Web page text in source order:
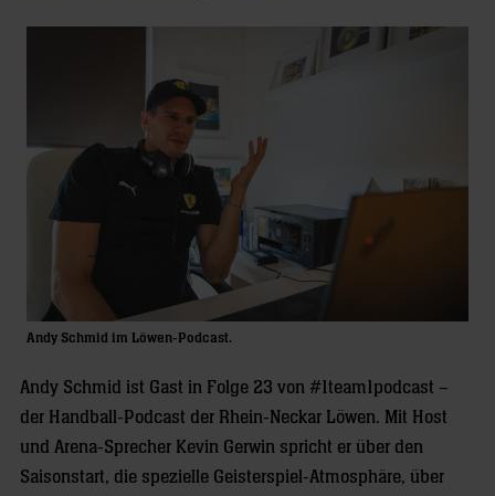
Andy Schmid im Löwen-Podcast.
Andy Schmid ist Gast in Folge 23 von #1team1podcast –
der Handball-Podcast der Rhein-Neckar Löwen. Mit Host
und Arena-Sprecher Kevin Gerwin spricht er über den
Saisonstart, die spezielle Geisterspiel-Atmosphäre, über